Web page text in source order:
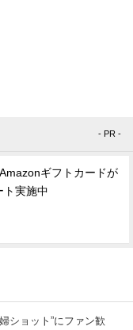
- PR -
ギフトカードが
ト実施中
ショット”にファン歓